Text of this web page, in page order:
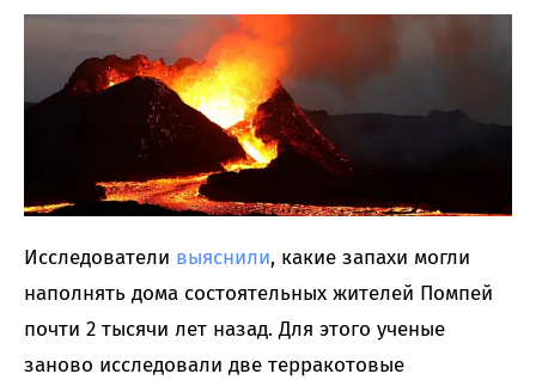
Исследователи выяснили, какие запахи могли
наполнять дома состоятельных жителей Помпей
почти 2 тысячи лет назад. Для этого ученые
заново исследовали две терракотовые